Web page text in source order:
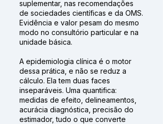
suplementar, nas recomendações
de sociedades científicas e da OMS.
Evidência e valor pesam do mesmo
modo no consultório particular e na
unidade básica.
A epidemiologia clínica é o motor
dessa prática, e não se reduz a
cálculo. Ela tem duas faces
inseparáveis. Uma quantifica:
medidas de efeito, delineamentos,
acurácia diagnóstica, precisão do
estimador, tudo o que converte